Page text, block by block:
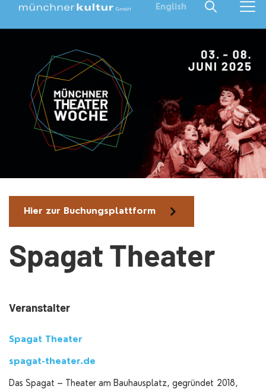
English
Hier zur Buchungsplattform
Spagat Theater
Veranstalter
Spagat Theater
spagat-theater.de
Das Spagat – Theater am Bauhausplatz, gegründet 2018,